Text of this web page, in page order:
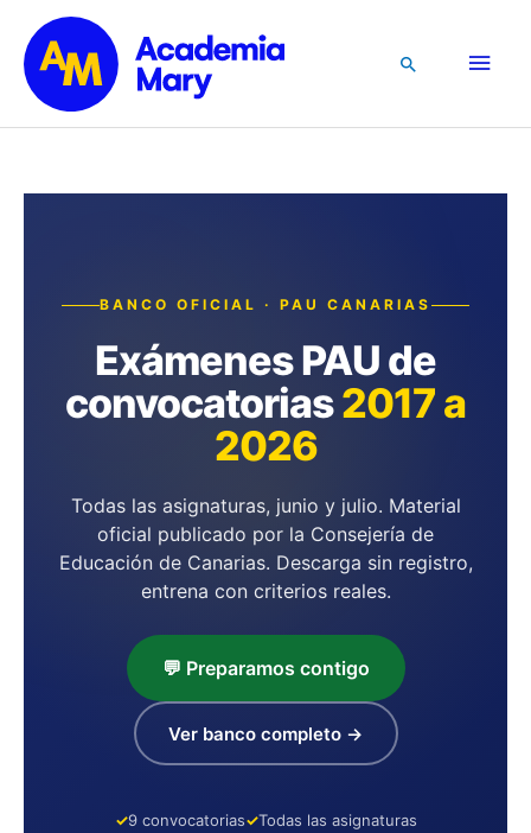
contenido
Buscar
BANCO OFICIAL · PAU CANARIAS
Exámenes PAU de
convocatorias2017 a
2026
Todas las asignaturas, junio y julio. Material
oficial publicado por la Consejería de
Educación de Canarias. Descarga sin registro,
entrena con criterios reales.
💬 Preparamos contigo
Ver banco completo →
9 convocatorias
Todas las asignaturas